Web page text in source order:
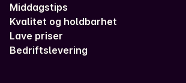
Middagstips
Kvalitet og holdbarhet
Lave priser
Bedriftslevering